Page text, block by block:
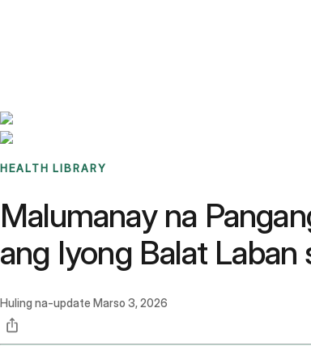
HEALTH LIBRARY
Malumanay na
ang Iyong Balat Laban
Huling na-update Marso 3, 2026